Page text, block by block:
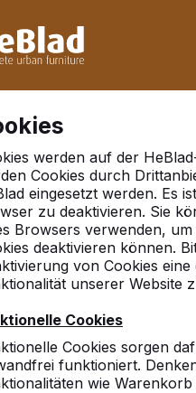
von Woche 31 bis Woche
werden auf der
Cookies durch
eingesetzt werden. Es
zu deaktivieren. Sie
Browsers verwenden,
deaktivieren können.
von Cookies
unserer Website
Cookies
Cookies sorgen
funktioniert.
wie Warenkorb
mehr als 30.000 Produkten
am main